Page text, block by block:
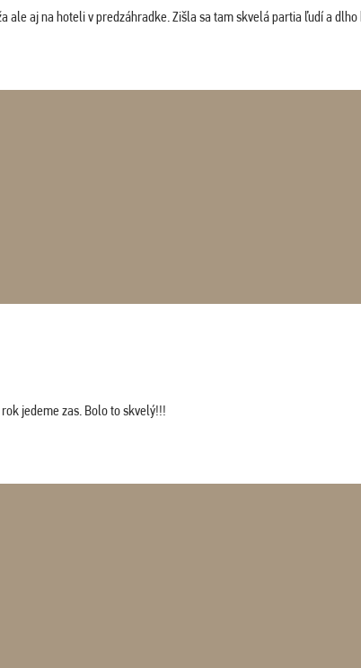
aj na hoteli v predzáhradke. Zišla sa tam skvelá partia ľudí a
jedeme zas. Bolo to skvelý!!!